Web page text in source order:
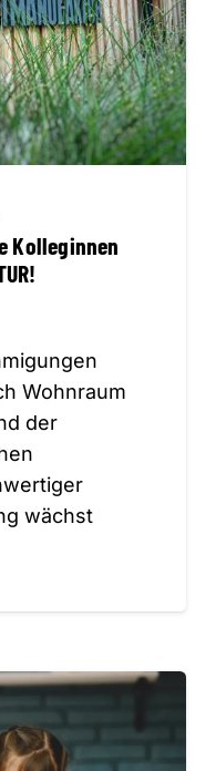
Kolleginnen
Wohnraum
der
wächst